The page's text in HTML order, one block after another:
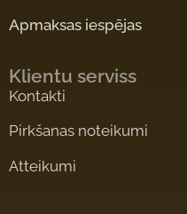
Apmaksas iespējas
Klientu serviss
Kontakti
Pirkšanas noteikumi
Atteikumi